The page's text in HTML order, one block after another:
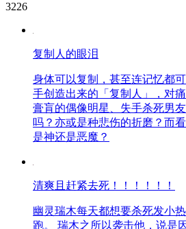
3226
复制人的眼泪
身体可以复制，甚至连记忆都
手创造出来的「复制人」，对
膏肓的偶像明星、失手杀死男
吗？亦或是种悲伤的折磨？而
是神还是恶魔？
清爽且赶紧去死！！！！！！
幽灵瑞木每天都想要杀死发小
跑。 瑞木之所以袭击他，说是